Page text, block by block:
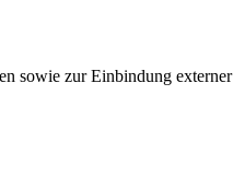
sowie zur Einbindung